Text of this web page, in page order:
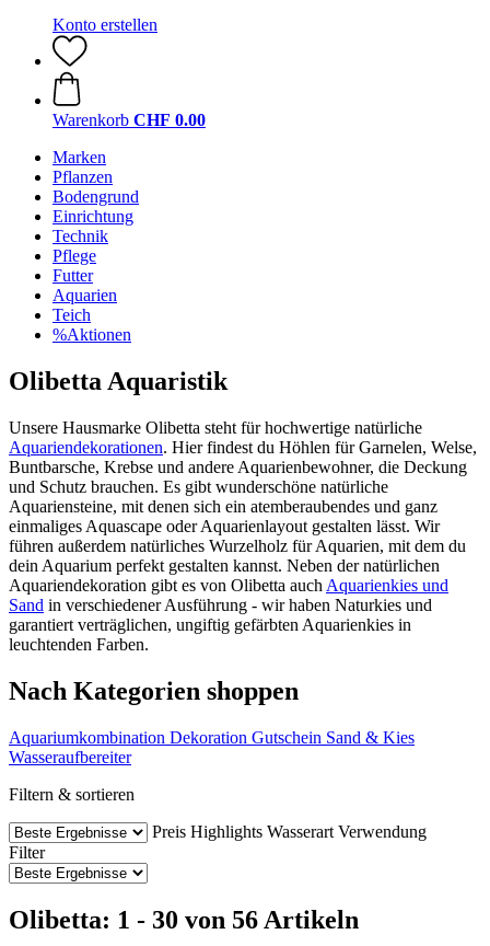
Konto erstellen
Warenkorb CHF 0.00
Marken
Pflanzen
Bodengrund
Einrichtung
Technik
Pflege
Futter
Aquarien
Teich
%Aktionen
Olibetta Aquaristik
Unsere Hausmarke Olibetta steht für hochwertige natürliche
Aquariendekorationen. Hier findest du Höhlen für Garnelen, Welse,
Buntbarsche, Krebse und andere Aquarienbewohner, die Deckung
und Schutz brauchen. Es gibt wunderschöne natürliche
Aquariensteine, mit denen sich ein atemberaubendes und ganz
einmaliges Aquascape oder Aquarienlayout gestalten lässt. Wir
führen außerdem natürliches Wurzelholz für Aquarien, mit dem du
dein Aquarium perfekt gestalten kannst. Neben der natürlichen
Aquariendekoration gibt es von Olibetta auch Aquarienkies und
Sand in verschiedener Ausführung - wir haben Naturkies und
garantiert verträglichen, ungiftig gefärbten Aquarienkies in
leuchtenden Farben.
Nach Kategorien shoppen
Aquariumkombination Dekoration Gutschein Sand & Kies
Wasseraufbereiter
Filtern & sortieren
Preis Highlights Wasserart Verwendung
Filter
Olibetta: 1 - 30 von 56 Artikeln